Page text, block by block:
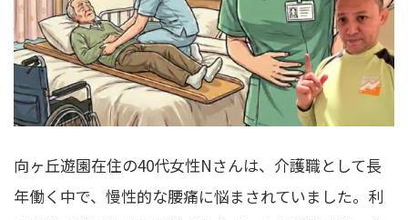
向ヶ丘遊園在住の40代女性Nさんは、介護職として長
年働く中で、慢性的な腰痛に悩まされていました。利